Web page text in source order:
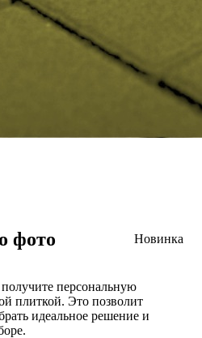
фото Новинка
получите персональную
плиткой. Это позволит
идеальное решение и